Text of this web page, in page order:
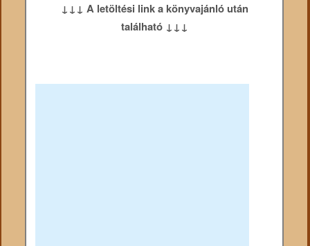
↓↓↓ A letöltési link a könyvajánló után
található ↓↓↓